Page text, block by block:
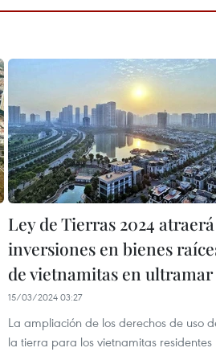
Ley de Tierras 2024 atraerá
inversiones en bienes
de vietnamitas en ultramar
15/03/2024 03:27
La ampliación de los derechos de uso
la tierra para los vietnamitas residentes